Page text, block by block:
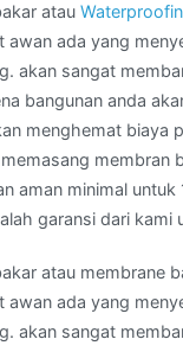
atau
awan ada yang
akan sangat
bangunan anda
menghemat biaya
membran
aman minimal untuk
garansi dari kami
atau membrane
awan ada yang
akan sangat